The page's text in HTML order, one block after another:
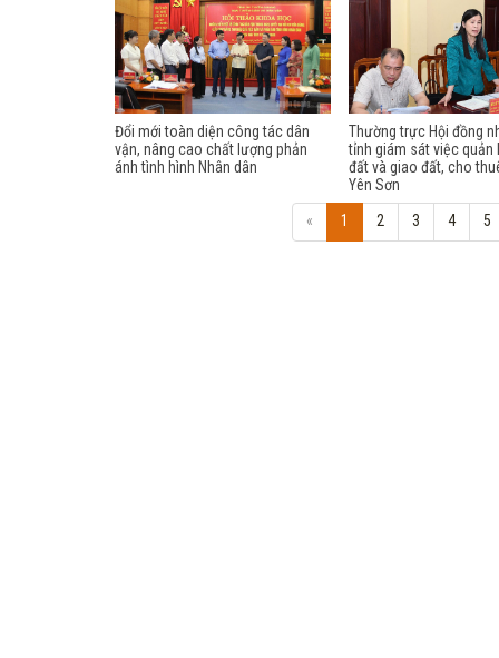
Đổi mới toàn diện công tác dân
vận, nâng cao chất lượng phản
ánh tình hình Nhân dân
Thường trực Hội đồng
tỉnh giám sát việc quản
đất và giao đất, cho
Yên Sơn
«
1 2 3 4 5